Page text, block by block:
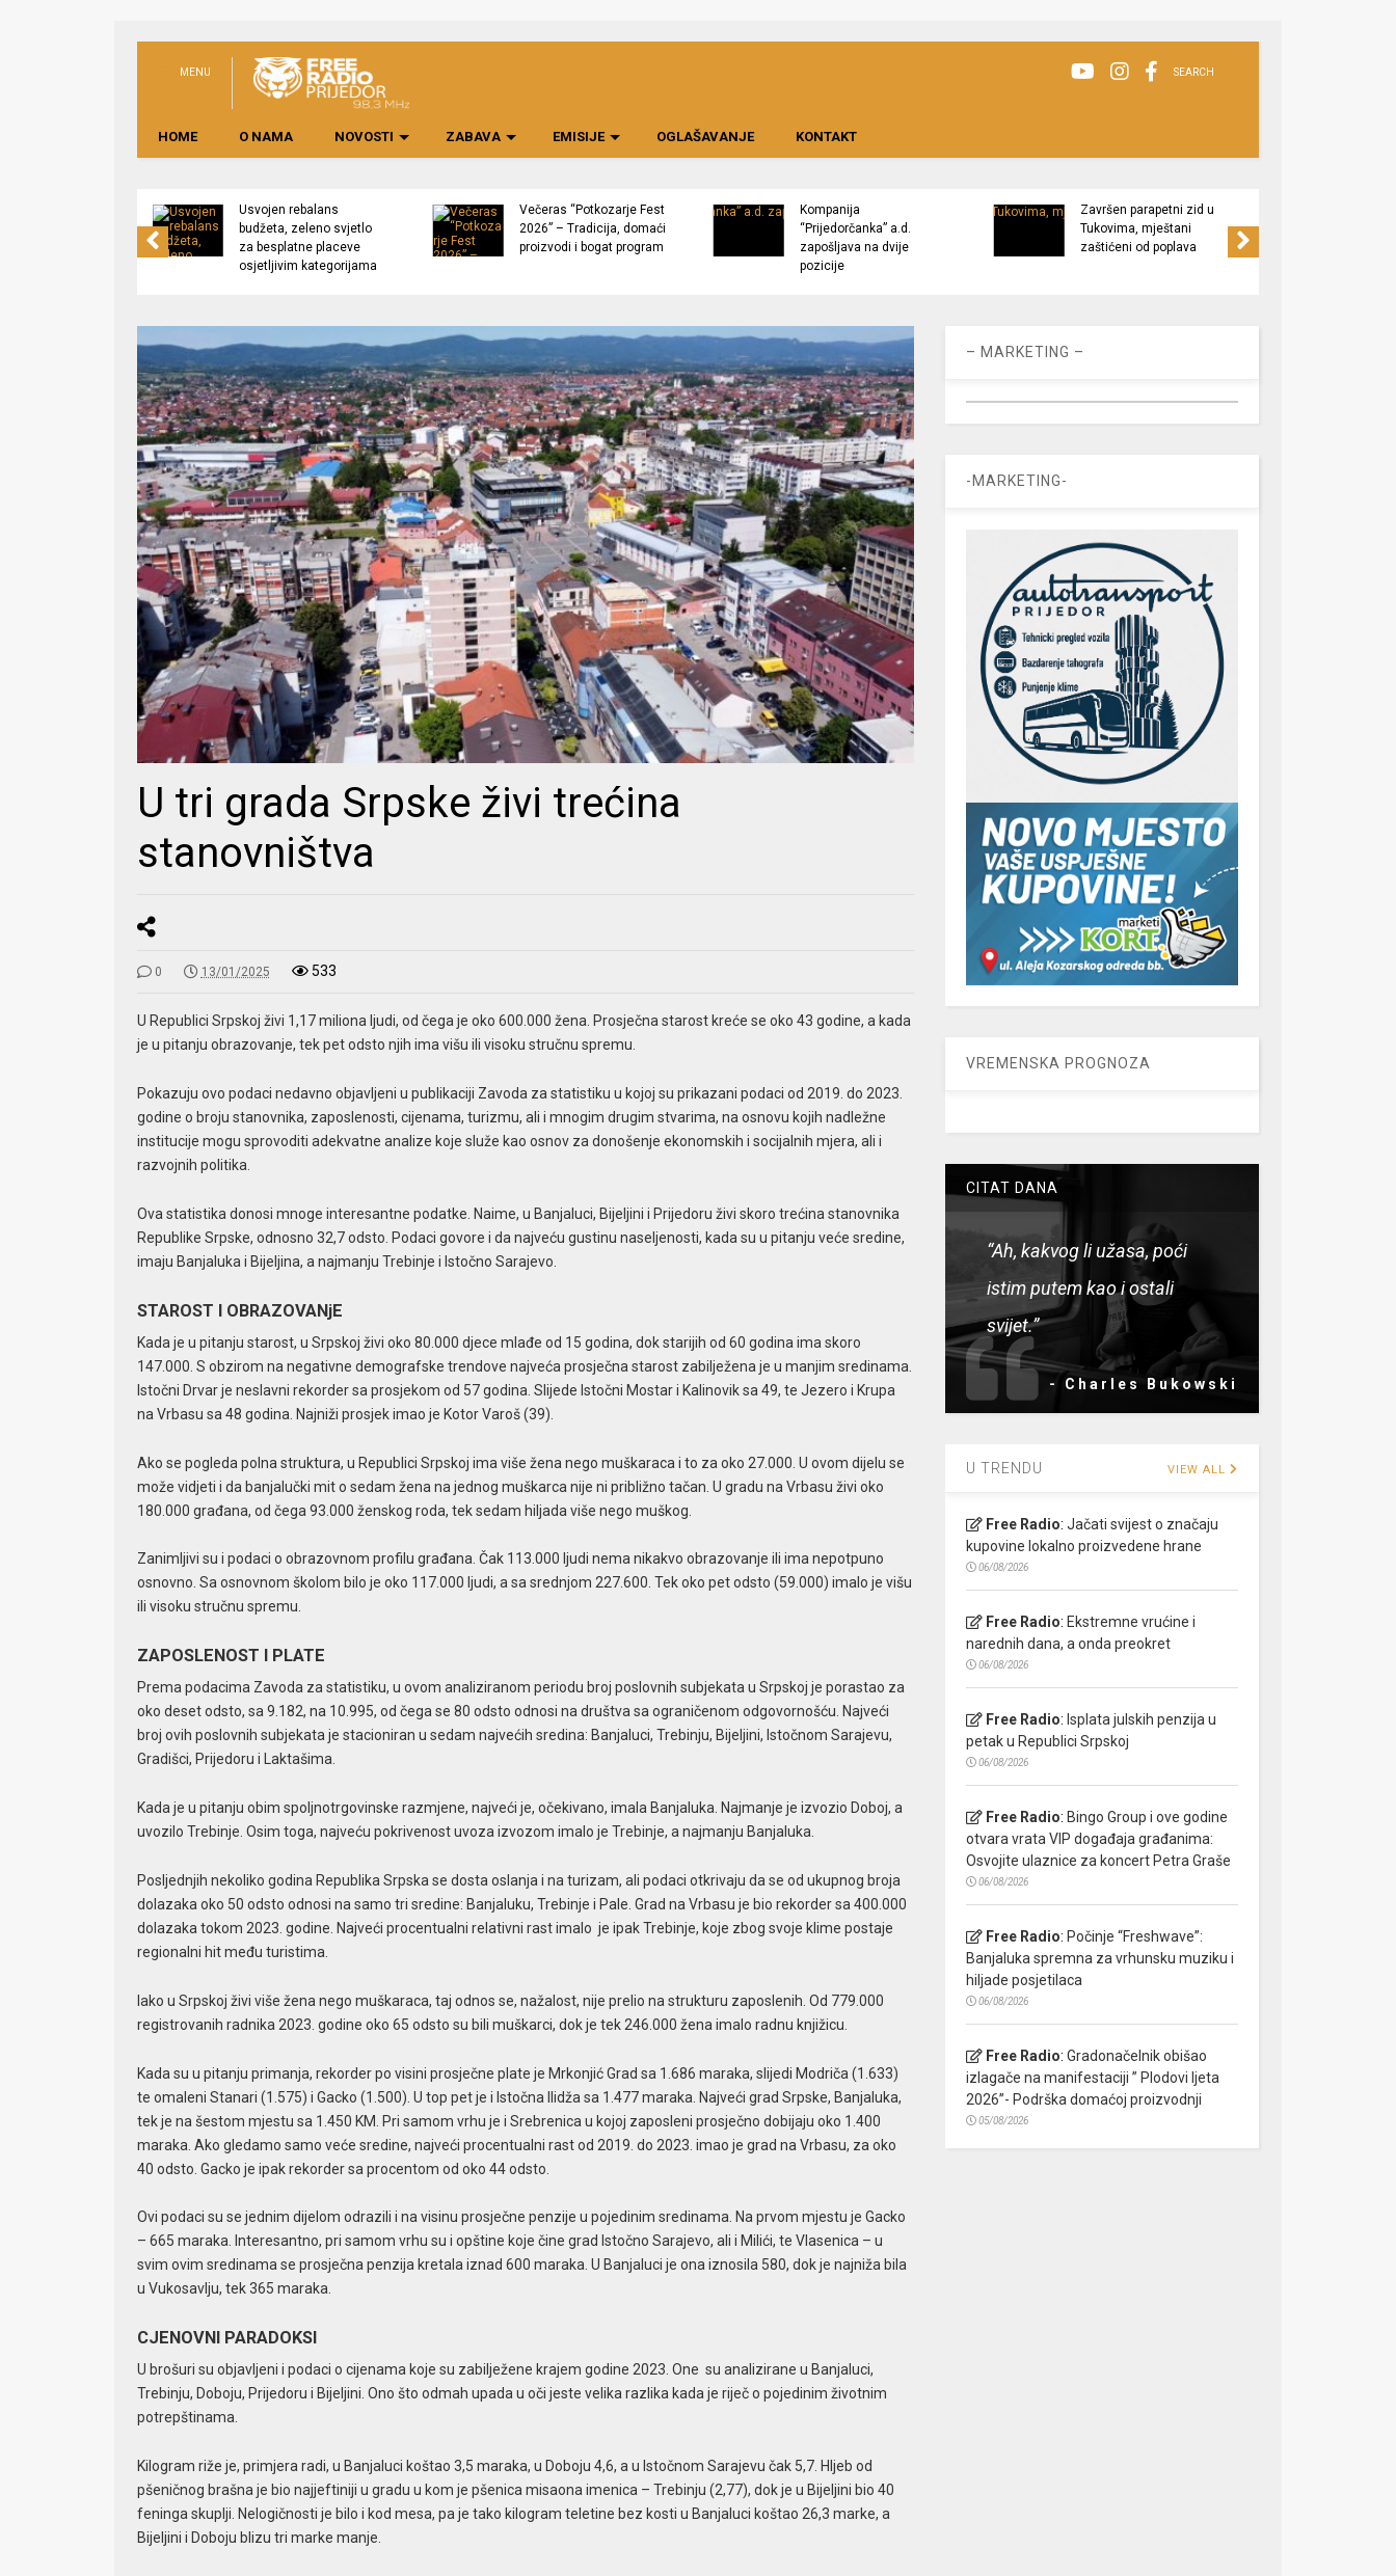
MENU SEARCH
HOME O NAMA NOVOSTI ZABAVA EMISIJE OGLAŠAVANJE KONTAKT
Usvojen rebalans
budžeta, zeleno svjetlo
za besplatne placeve
osjetljivim kategorijama
Večeras “Potkozarje Fest
2026” – Tradicija, domaći
proizvodi i bogat program
Kompanija
“Prijedorčanka” a.d.
zapošljava na dvije
pozicije
Završen parapetni zid u
Tukovima, mještani
zaštićeni od poplava
U tri grada Srpske živi trećina
stanovništva
0 13/01/2025 533
U Republici Srpskoj živi 1,17 miliona ljudi, od čega je oko 600.000 žena. Prosječna starost kreće se oko 43 godine, a kada
je u pitanju obrazovanje, tek pet odsto njih ima višu ili visoku stručnu spremu.
Pokazuju ovo podaci nedavno objavljeni u publikaciji Zavoda za statistiku u kojoj su prikazani podaci od 2019. do 2023.
godine o broju stanovnika, zaposlenosti, cijenama, turizmu, ali i mnogim drugim stvarima, na osnovu kojih nadležne
institucije mogu sprovoditi adekvatne analize koje služe kao osnov za donošenje ekonomskih i socijalnih mjera, ali i
razvojnih politika.
Ova statistika donosi mnoge interesantne podatke. Naime, u Banjaluci, Bijeljini i Prijedoru živi skoro trećina stanovnika
Republike Srpske, odnosno 32,7 odsto. Podaci govore i da najveću gustinu naseljenosti, kada su u pitanju veće sredine,
imaju Banjaluka i Bijeljina, a najmanju Trebinje i Istočno Sarajevo.
STAROST I OBRAZOVANjE
Kada je u pitanju starost, u Srpskoj živi oko 80.000 djece mlađe od 15 godina, dok starijih od 60 godina ima skoro
147.000. S obzirom na negativne demografske trendove najveća prosječna starost zabilježena je u manjim sredinama.
Istočni Drvar je neslavni rekorder sa prosjekom od 57 godina. Slijede Istočni Mostar i Kalinovik sa 49, te Jezero i Krupa
na Vrbasu sa 48 godina. Najniži prosjek imao je Kotor Varoš (39).
Ako se pogleda polna struktura, u Republici Srpskoj ima više žena nego muškaraca i to za oko 27.000. U ovom dijelu se
može vidjeti i da banjalučki mit o sedam žena na jednog muškarca nije ni približno tačan. U gradu na Vrbasu živi oko
180.000 građana, od čega 93.000 ženskog roda, tek sedam hiljada više nego muškog.
Zanimljivi su i podaci o obrazovnom profilu građana. Čak 113.000 ljudi nema nikakvo obrazovanje ili ima nepotpuno
osnovno. Sa osnovnom školom bilo je oko 117.000 ljudi, a sa srednjom 227.600. Tek oko pet odsto (59.000) imalo je višu
ili visoku stručnu spremu.
ZAPOSLENOST I PLATE
Prema podacima Zavoda za statistiku, u ovom analiziranom periodu broj poslovnih subjekata u Srpskoj je porastao za
oko deset odsto, sa 9.182, na 10.995, od čega se 80 odsto odnosi na društva sa ograničenom odgovornošću. Najveći
broj ovih poslovnih subjekata je stacioniran u sedam najvećih sredina: Banjaluci, Trebinju, Bijeljini, Istočnom Sarajevu,
Gradišci, Prijedoru i Laktašima.
Kada je u pitanju obim spoljnotrgovinske razmjene, najveći je, očekivano, imala Banjaluka. Najmanje je izvozio Doboj, a
uvozilo Trebinje. Osim toga, najveću pokrivenost uvoza izvozom imalo je Trebinje, a najmanju Banjaluka.
Posljednjih nekoliko godina Republika Srpska se dosta oslanja i na turizam, ali podaci otkrivaju da se od ukupnog broja
dolazaka oko 50 odsto odnosi na samo tri sredine: Banjaluku, Trebinje i Pale. Grad na Vrbasu je bio rekorder sa 400.000
dolazaka tokom 2023. godine. Najveći procentualni relativni rast imalo je ipak Trebinje, koje zbog svoje klime postaje
regionalni hit među turistima.
Iako u Srpskoj živi više žena nego muškaraca, taj odnos se, nažalost, nije prelio na strukturu zaposlenih. Od 779.000
registrovanih radnika 2023. godine oko 65 odsto su bili muškarci, dok je tek 246.000 žena imalo radnu knjižicu.
Kada su u pitanju primanja, rekorder po visini prosječne plate je Mrkonjić Grad sa 1.686 maraka, slijedi Modriča (1.633)
te omaleni Stanari (1.575) i Gacko (1.500). U top pet je i Istočna Ilidža sa 1.477 maraka. Najveći grad Srpske, Banjaluka,
tek je na šestom mjestu sa 1.450 KM. Pri samom vrhu je i Srebrenica u kojoj zaposleni prosječno dobijaju oko 1.400
maraka. Ako gledamo samo veće sredine, najveći procentualni rast od 2019. do 2023. imao je grad na Vrbasu, za oko
40 odsto. Gacko je ipak rekorder sa procentom od oko 44 odsto.
Ovi podaci su se jednim dijelom odrazili i na visinu prosječne penzije u pojedinim sredinama. Na prvom mjestu je Gacko
– 665 maraka. Interesantno, pri samom vrhu su i opštine koje čine grad Istočno Sarajevo, ali i Milići, te Vlasenica – u
svim ovim sredinama se prosječna penzija kretala iznad 600 maraka. U Banjaluci je ona iznosila 580, dok je najniža bila
u Vukosavlju, tek 365 maraka.
CJENOVNI PARADOKSI
U brošuri su objavljeni i podaci o cijenama koje su zabilježene krajem godine 2023. One su analizirane u Banjaluci,
Trebinju, Doboju, Prijedoru i Bijeljini. Ono što odmah upada u oči jeste velika razlika kada je riječ o pojedinim životnim
potrepštinama.
Kilogram riže je, primjera radi, u Banjaluci koštao 3,5 maraka, u Doboju 4,6, a u Istočnom Sarajevu čak 5,7. Hljeb od
pšeničnog brašna je bio najjeftiniji u gradu u kom je pšenica misaona imenica – Trebinju (2,77), dok je u Bijeljini bio 40
feninga skuplji. Nelogičnosti je bilo i kod mesa, pa je tako kilogram teletine bez kosti u Banjaluci koštao 26,3 marke, a
Bijeljini i Doboju blizu tri marke manje.
– MARKETING –
-MARKETING-
VREMENSKA PROGNOZA
CITAT DANA
“Ah, kakvog li užasa, poći
istim putem kao i ostali
svijet.”
- Charles Bukowski
U TRENDU VIEW ALL
Free Radio: Jačati svijest o značaju
kupovine lokalno proizvedene hrane
06/08/2026
Free Radio: Ekstremne vrućine i
narednih dana, a onda preokret
06/08/2026
Free Radio: Isplata julskih penzija u
petak u Republici Srpskoj
06/08/2026
Free Radio: Bingo Group i ove godine
otvara vrata VIP događaja građanima:
Osvojite ulaznice za koncert Petra Graše
06/08/2026
Free Radio: Počinje “Freshwave”:
Banjaluka spremna za vrhunsku muziku i
hiljade posjetilaca
06/08/2026
Free Radio: Gradonačelnik obišao
izlagače na manifestaciji ” Plodovi ljeta
2026”- Podrška domaćoj proizvodnji
05/08/2026